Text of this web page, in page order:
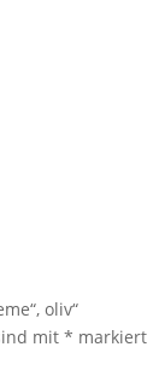
oliv“
mit* markiert